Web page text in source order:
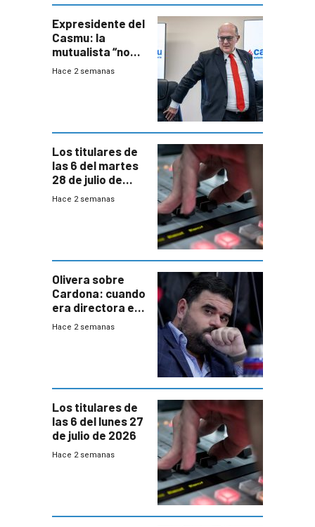
seguridad
Expresidente del
Casmu: la
mutualista “no
está para pagar”
Hace 2 semanas
Los titulares de
las 6 del martes
28 de julio de
2026
Hace 2 semanas
Olivera sobre
Cardona: cuando
era directora en
UTE “no era muy
Hace 2 semanas
Los titulares de
las 6 del lunes 27
de julio de 2026
Hace 2 semanas